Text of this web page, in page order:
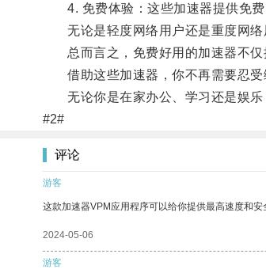
4. 免费体验：这些加速器提供免费
无论是轻度网络用户还是重度网络
总而言之，免费好用的加速器不仅
借助这些加速器，你不再需要忍受
无论你是在家办公、学习还是娱乐
#2#
评论
游客
这款加速器VPM应用程序可以给你提供最高速度和安
2024-05-06
游客